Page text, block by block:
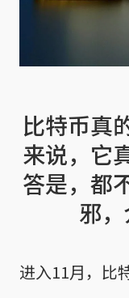
比特币真
来说，它
答是，都
邪，
进入11月，比